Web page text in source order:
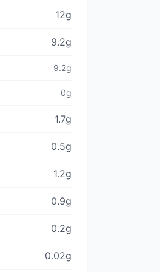
12g
9.2g
9.2g
0g
1.7g
0.5g
1.2g
0.9g
0.2g
0.02g